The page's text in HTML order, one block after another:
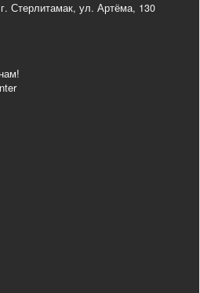
Стерлитамак, ул. Артёма, 130